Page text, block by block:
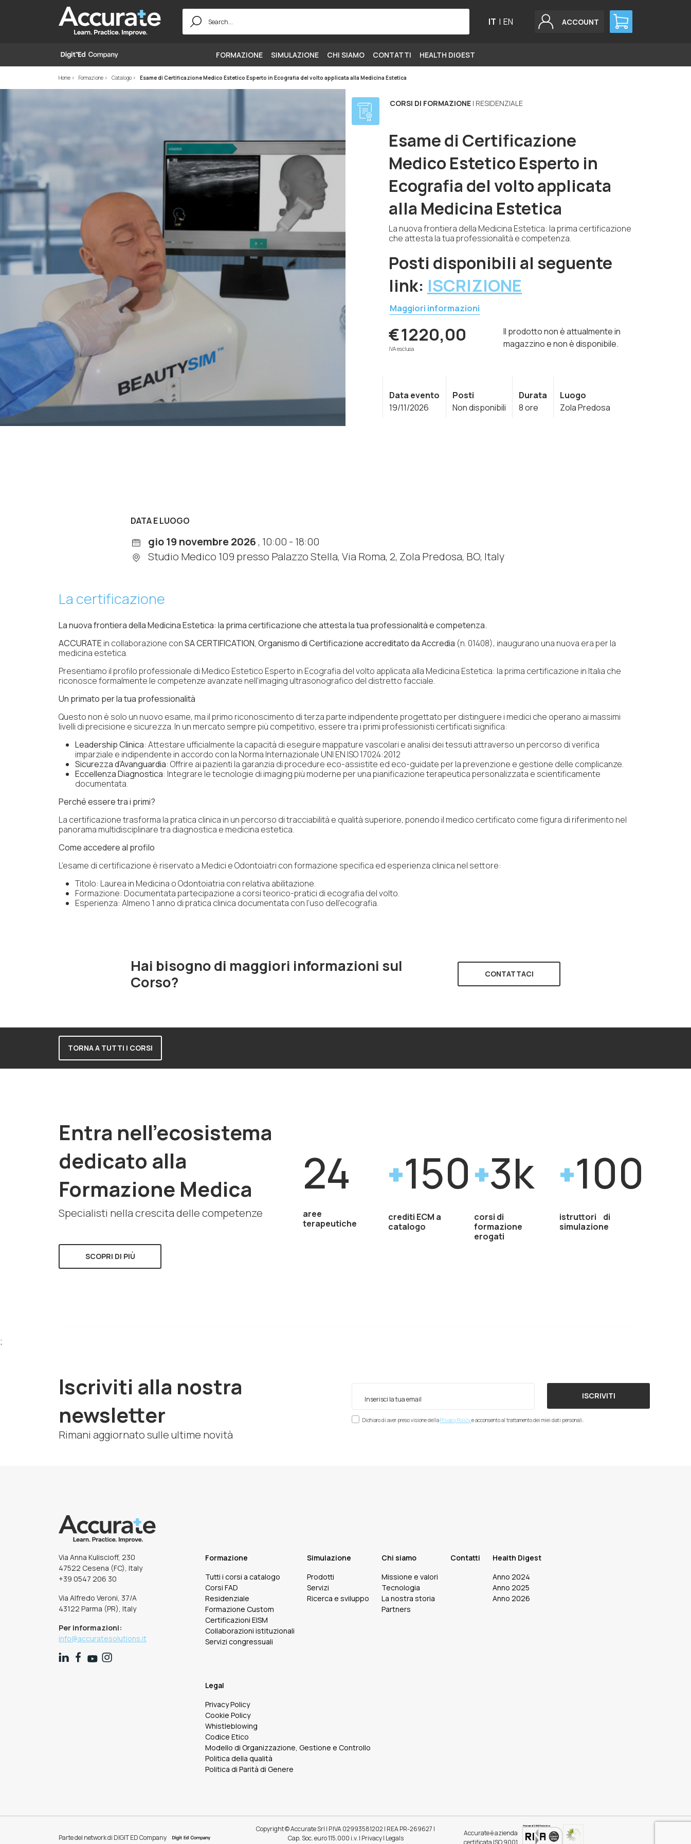
Search
for: IT | EN ACCOUNT
FORMAZIONE SIMULAZIONE CHI SIAMO CONTATTI HEALTH DIGEST
Home Formazione Catalogo Esame di Certificazione Medico Estetico Esperto in Ecografia del volto applicata alla Medicina Estetica
CORSI DI FORMAZIONE | RESIDENZIALE
Esame di Certificazione
Medico Estetico Esperto in
Ecografia del volto applicata
alla Medicina Estetica
La nuova frontiera della Medicina Estetica: la prima certificazione
che attesta la tua professionalità e competenza.
Posti disponibili al seguente
link: ISCRIZIONE
Maggiori informazioni
€1220,00
IVA esclusa
Il prodotto non è attualmente in
magazzino e non è disponibile.
Data evento
19/11/2026
Posti
Non disponibili
Durata
8 ore
Luogo
Zola Predosa
DATA E LUOGO
gio 19 novembre 2026, 10:00 - 18:00
Studio Medico 109 presso Palazzo Stella, Via Roma, 2, Zola Predosa, BO, Italy
La certificazione
La nuova frontiera della Medicina Estetica: la prima certificazione che attesta la tua professionalità e competenza.
ACCURATE in collaborazione conSA CERTIFICATION, Organismo di Certificazione accreditato da Accredia (n. 01408), inaugurano una nuova era per la
medicina estetica.
Presentiamo il profilo professionale di Medico Estetico Esperto in Ecografia del volto applicata alla Medicina Estetica: la prima certificazione in Italia che
riconosce formalmente le competenze avanzate nell’imaging ultrasonografico del distretto facciale.
Un primato per la tua professionalità
Questo non è solo un nuovo esame, ma il primo riconoscimento di terza parte indipendente progettato per distinguere i medici che operano ai massimi
livelli di precisione e sicurezza. In un mercato sempre più competitivo, essere tra i primi professionisti certificati significa:
Leadership Clinica: Attestare ufficialmente la capacità di eseguire mappature vascolari e analisi dei tessuti attraverso un percorso di verifica
imparziale e indipendente in accordo con la Norma Internazionale UNI EN ISO 17024:2012
Sicurezza d’Avanguardia: Offrire ai pazienti la garanzia di procedure eco-assistite ed eco-guidate per la prevenzione e gestione delle complicanze.
Eccellenza Diagnostica: Integrare le tecnologie di imaging più moderne per una pianificazione terapeutica personalizzata e scientificamente
documentata.
Perché essere tra i primi?
La certificazione trasforma la pratica clinica in un percorso di tracciabilità e qualità superiore, ponendo il medico certificato come figura di riferimento nel
panorama multidisciplinare tra diagnostica e medicina estetica.
Come accedere al profilo
L’esame di certificazione è riservato a Medici e Odontoiatri con formazione specifica ed esperienza clinica nel settore:
Titolo: Laurea in Medicina o Odontoiatria con relativa abilitazione.
Formazione: Documentata partecipazione a corsi teorico-pratici di ecografia del volto.
Esperienza: Almeno 1 anno di pratica clinica documentata con l’uso dell’ecografia.
Hai bisogno di maggiori informazioni sul
Corso?
CONTATTACI
TORNA A TUTTI I CORSI
Entra nell'ecosistema
dedicato alla
Formazione Medica
Specialisti nella crescita delle competenze
SCOPRI DI PIÙ
24
aree
terapeutiche
150
crediti ECM a
catalogo
3k
corsi di
formazione
erogati
100
istruttori di
simulazione
;
Iscriviti alla nostra
newsletter
Rimani aggiornato sulle ultime novità
Dichiaro di aver preso visione dellaPrivacy Policye acconsento al trattamento dei miei dati personali.
ISCRIVITI
Via Anna Kuliscioff, 230
47522 Cesena (FC), Italy
+39 0547 206 30
Via Alfredo Veroni, 37/A
43122 Parma (PR), Italy
Per informazioni:
info@accuratesolutions.it
Formazione
Tutti i corsi a catalogo
Corsi FAD
Residenziale
Formazione Custom
Certificazioni EISM
Collaborazioni istituzionali
Servizi congressuali
Simulazione
Prodotti
Servizi
Ricerca e sviluppo
Chi siamo
Missione e valori
Tecnologia
La nostra storia
Partners
Contatti
Health Digest
Anno 2024
Anno 2025
Anno 2026
Legal
Privacy Policy
Cookie Policy
Whistleblowing
Codice Etico
Modello di Organizzazione, Gestione e Controllo
Politica della qualità
Politica di Parità di Genere
Parte del network di DIGIT ED Company
Copyright © Accurate Srl | P.IVA 02993581202 | REA PR-269627 |
Cap. Soc. euro 115.000 i.v. | Privacy | Legals
Accurate è azienda